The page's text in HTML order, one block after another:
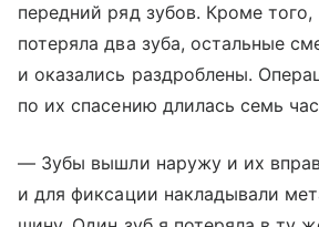
передний ряд зубов. Кроме того,
потеряла два зуба, остальные
и оказались раздроблены.
по их спасению длилась семь
— Зубы вышли наружу и их
и для фиксации накладывали